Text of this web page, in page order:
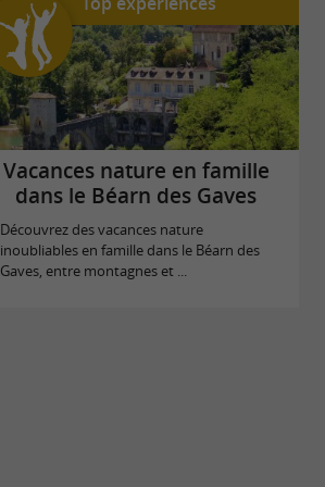
Vacances nature en famille
dans le Béarn des Gaves
Découvrez des vacances nature
inoubliables en famille dans le Béarn des
Gaves, entre montagnes et ...